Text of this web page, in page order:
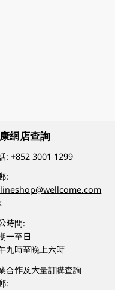
網店查詢
:+852 3001 1299
:
時間:
一至日
九時至晚上六時
合作及大量訂購查詢
: